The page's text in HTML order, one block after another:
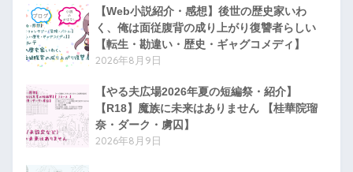
【Web小説紹介・感想】後世の歴史家いわ
く、俺は面従腹背の成り上がり復讐者らしい
【転生・勘違い・歴史・ギャグコメディ】
2026年8月9日
【やる夫広場2026年夏の短編祭・紹介】
【R18】魔族に未来はありません 【桂華院瑠
奈・ダーク・虜囚】
2026年8月9日